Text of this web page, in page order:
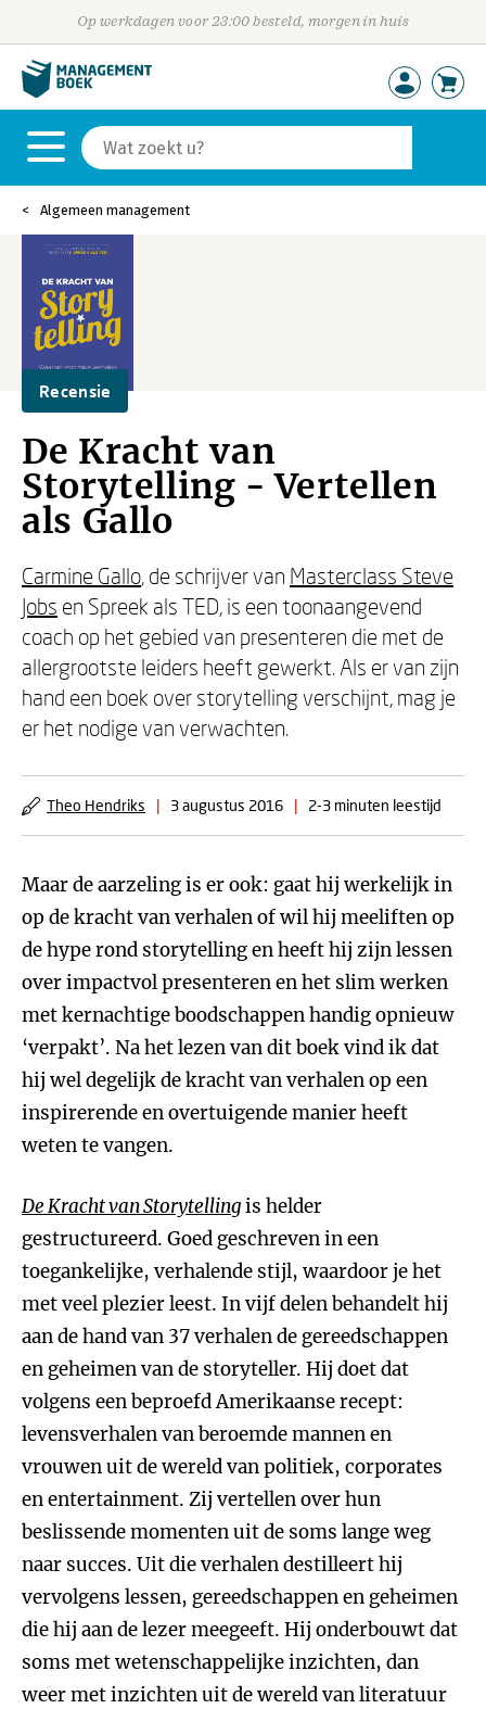
Op werkdagen voor 23:00 besteld, morgen in huis
Algemeen management
Recensie
De Kracht van
Storytelling - Vertellen
als Gallo
Carmine Gallo, de schrijver van Masterclass Steve
Jobs en Spreek als TED, is een toonaangevend
coach op het gebied van presenteren die met de
allergrootste leiders heeft gewerkt. Als er van zijn
hand een boek over storytelling verschijnt, mag je
er het nodige van verwachten.
Theo Hendriks | 3 augustus 2016 | 2-3 minuten leestijd
Maar de aarzeling is er ook: gaat hij werkelijk in
op de kracht van verhalen of wil hij meeliften op
de hype rond storytelling en heeft hij zijn lessen
over impactvol presenteren en het slim werken
met kernachtige boodschappen handig opnieuw
‘verpakt’. Na het lezen van dit boek vind ik dat
hij wel degelijk de kracht van verhalen op een
inspirerende en overtuigende manier heeft
weten te vangen.
De Kracht van Storytellingis helder
gestructureerd. Goed geschreven in een
toegankelijke, verhalende stijl, waardoor je het
met veel plezier leest. In vijf delen behandelt hij
aan de hand van 37 verhalen de gereedschappen
en geheimen van de storyteller. Hij doet dat
volgens een beproefd Amerikaanse recept:
levensverhalen van beroemde mannen en
vrouwen uit de wereld van politiek, corporates
en entertainment. Zij vertellen over hun
beslissende momenten uit de soms lange weg
naar succes. Uit die verhalen destilleert hij
vervolgens lessen, gereedschappen en geheimen
die hij aan de lezer meegeeft. Hij onderbouwt dat
soms met wetenschappelijke inzichten, dan
weer met inzichten uit de wereld van literatuur